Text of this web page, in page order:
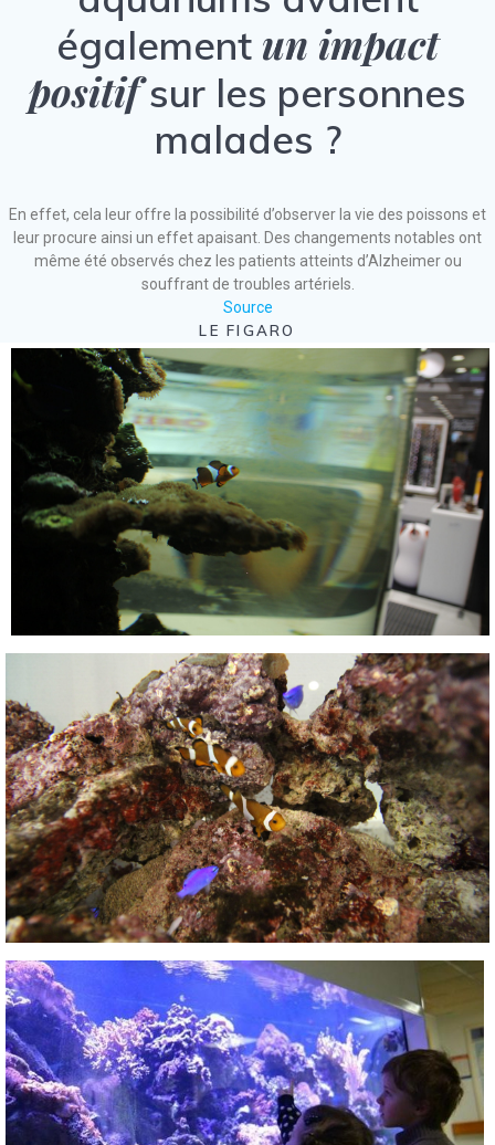
également un impact
positifsur les personnes
malades ?
En effet, cela leur offre la possibilité d’observer la vie des poissons et
leur procure ainsi un effet apaisant. Des changements notables ont
même été observés chez les patients atteints d’Alzheimer ou
souffrant de troubles artériels.
Source
LE FIGARO